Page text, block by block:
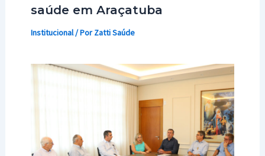
saúde em Araçatuba
Institucional/ PorZatti Saúde